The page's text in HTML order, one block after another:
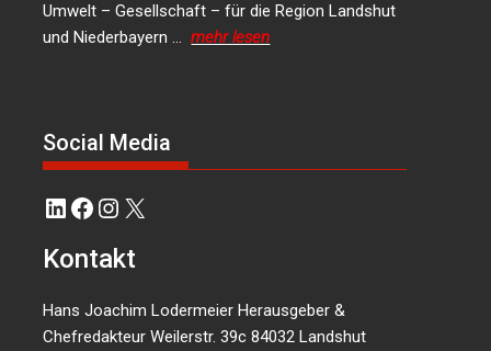
Umwelt – Gesellschaft – für die Region Landshut
und Niederbayern …mehr lesen
Social Media
LinkedIn
Facebook
Instagram
X
Kontakt
Hans Joachim Lodermeier Herausgeber &
Chefredakteur Weilerstr. 39c 84032 Landshut